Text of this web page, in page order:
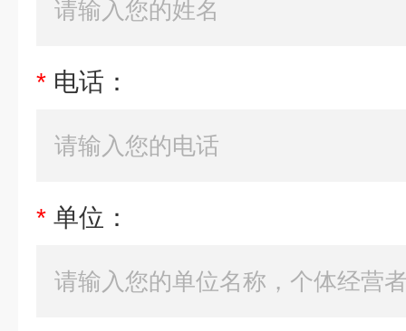
* 电话：
* 单位：